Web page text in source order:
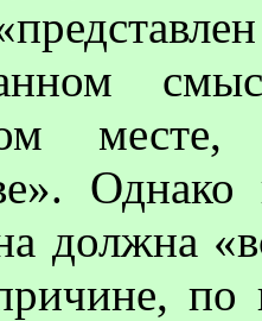
должна
по